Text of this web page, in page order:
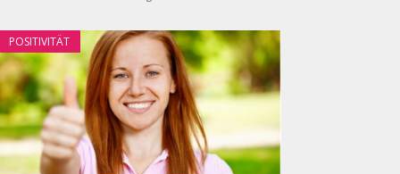
POSITIVITÄT